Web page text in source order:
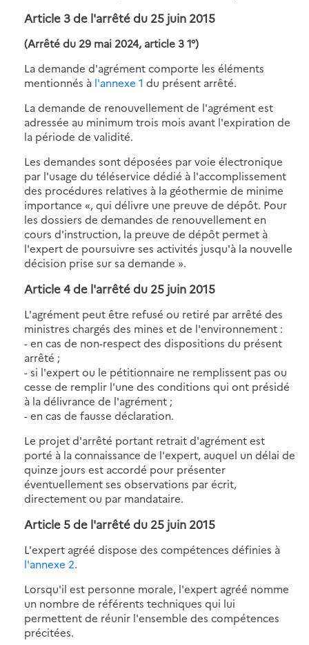
Article 3 de l'arrêté du 25 juin 2015
(Arrêté du 29 mai 2024, article 3 1°)
La demande d'agrément comporte les éléments
mentionnés à l'annexe 1 du présent arrêté.
La demande de renouvellement de l'agrément est
adressée au minimum trois mois avant l'expiration de
la période de validité.
Les demandes sont déposées par voie électronique
par l'usage du téléservice dédié à l'accomplissement
des procédures relatives à la géothermie de minime
importance «, qui délivre une preuve de dépôt. Pour
les dossiers de demandes de renouvellement en
cours d'instruction, la preuve de dépôt permet à
l'expert de poursuivre ses activités jusqu'à la nouvelle
décision prise sur sa demande ».
Article 4 de l'arrêté du 25 juin 2015
L'agrément peut être refusé ou retiré par arrêté des
ministres chargés des mines et de l'environnement :
- en cas de non-respect des dispositions du présent
arrêté ;
- si l'expert ou le pétitionnaire ne remplissent pas ou
cesse de remplir l'une des conditions qui ont présidé
à la délivrance de l'agrément ;
- en cas de fausse déclaration.
Le projet d'arrêté portant retrait d'agrément est
porté à la connaissance de l'expert, auquel un délai de
quinze jours est accordé pour présenter
éventuellement ses observations par écrit,
directement ou par mandataire.
Article 5 de l'arrêté du 25 juin 2015
L'expert agréé dispose des compétences définies à
l'annexe 2.
Lorsqu'il est personne morale, l'expert agréé nomme
un nombre de référents techniques qui lui
permettent de réunir l'ensemble des compétences
précitées.